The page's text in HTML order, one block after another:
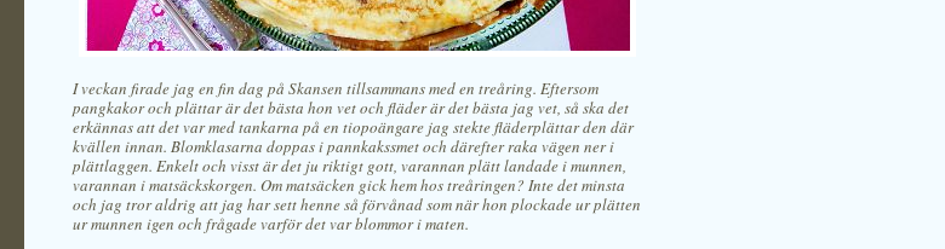
I veckan firade jag en fin dag på Skansen tillsammans med en treåring. Eftersom
pangkakor och plättar är det bästa hon vet och fläder är det bästa jag vet, så ska det
erkännas att det var med tankarna på en tiopoängare jag stekte fläderplättar den där
kvällen innan. Blomklasarna doppas i pannkakssmet och därefter raka vägen ner i
plättlaggen. Enkelt och visst är det ju riktigt gott, varannan plätt landade i munnen,
varannan i matsäckskorgen. Om matsäcken gick hem hos treåringen? Inte det minsta
och jag tror aldrig att jag har sett henne så förvånad som när hon plockade ur plätten
ur munnen igen och frågade varför det var blommor i maten.